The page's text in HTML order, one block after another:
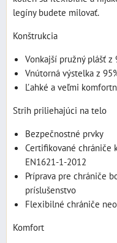
legíny budete milovať.
Konštrukcia
Vonkajší pružný plášť z
Vnútorná výstelka z
Ľahké a veľmi
Strih priliehajúci na telo
Bezpečnostné prvky
Certifikované chrániče
EN1621-1-2012
Príprava pre chrániče
príslušenstvo
Flexibilné chrániče
Komfort